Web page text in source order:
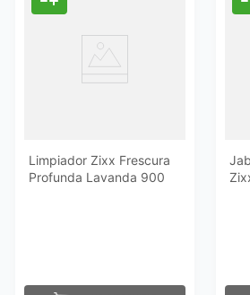
Limpiador Zixx Frescura
Profunda Lavanda 900